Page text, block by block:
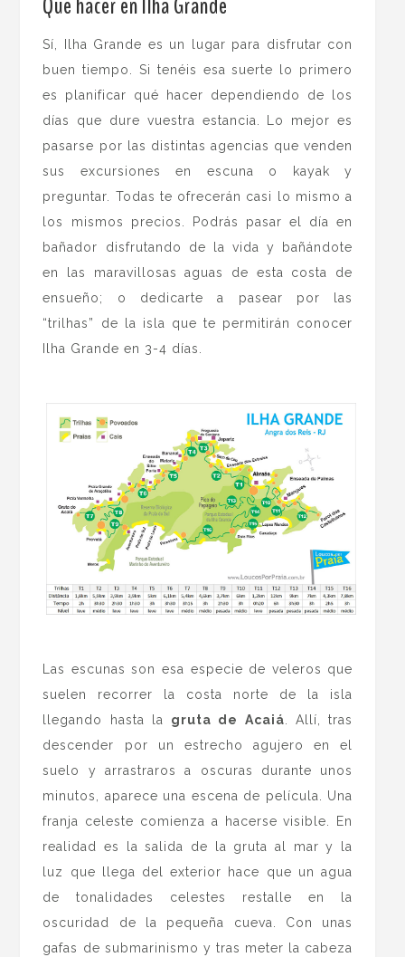
Sí, Ilha Grande es un lugar para disfrutar con
buen tiempo. Si tenéis esa suerte lo primero
es planificar qué hacer dependiendo de los
días que dure vuestra estancia. Lo mejor es
pasarse por las distintas agencias que venden
sus excursiones en escuna o kayak y
preguntar. Todas te ofrecerán casi lo mismo a
los mismos precios. Podrás pasar el día en
bañador disfrutando de la vida y bañándote
en las maravillosas aguas de esta costa de
ensueño; o dedicarte a pasear por las
“trilhas” de la isla que te permitirán conocer
Ilha Grande en 3-4 días.
Las escunas son esa especie de veleros que
suelen recorrer la costa norte de la isla
llegando hasta la gruta de Acaiá. Allí, tras
descender por un estrecho agujero en el
suelo y arrastraros a oscuras durante unos
minutos, aparece una escena de película. Una
franja celeste comienza a hacerse visible. En
realidad es la salida de la gruta al mar y la
luz que llega del exterior hace que un agua
de tonalidades celestes restalle en la
oscuridad de la pequeña cueva. Con unas
gafas de submarinismo y tras meter la cabeza